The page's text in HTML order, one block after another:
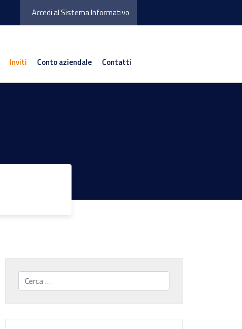
Accedi al Sistema Informativo
Inviti Conto aziendale Contatti
Cerca...